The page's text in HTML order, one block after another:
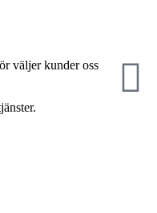
väljer kunder oss